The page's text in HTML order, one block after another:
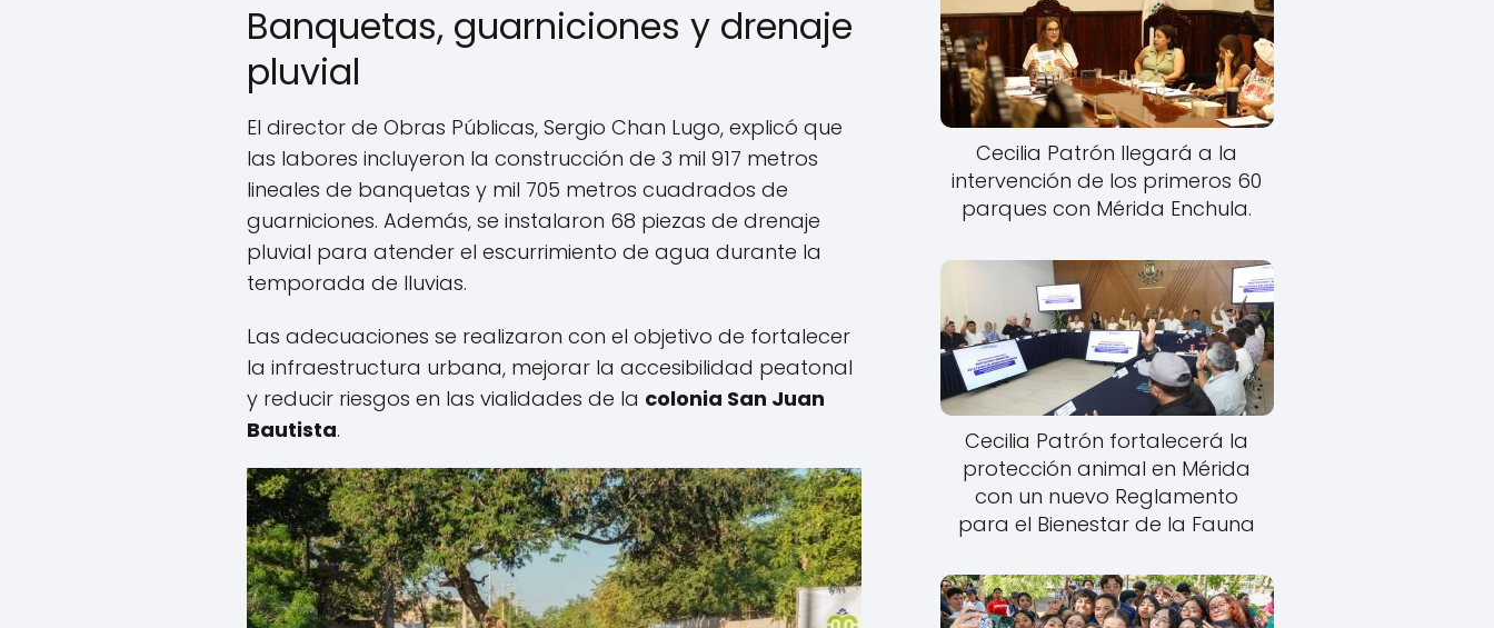
Banquetas, guarniciones y drenaje
pluvial
El director de Obras Públicas, Sergio Chan Lugo, explicó que
las labores incluyeron la construcción de 3 mil 917 metros
lineales de banquetas y mil 705 metros cuadrados de
guarniciones. Además, se instalaron 68 piezas de drenaje
pluvial para atender el escurrimiento de agua durante la
temporada de lluvias.
Las adecuaciones se realizaron con el objetivo de fortalecer
la infraestructura urbana, mejorar la accesibilidad peatonal
y reducir riesgos en las vialidades de la colonia San Juan
Bautista.
Cecilia Patrón llegará a la
intervención de los primeros 60
parques con Mérida Enchula.
Cecilia Patrón fortalecerá la
protección animal en Mérida
con un nuevo Reglamento
para el Bienestar de la Fauna